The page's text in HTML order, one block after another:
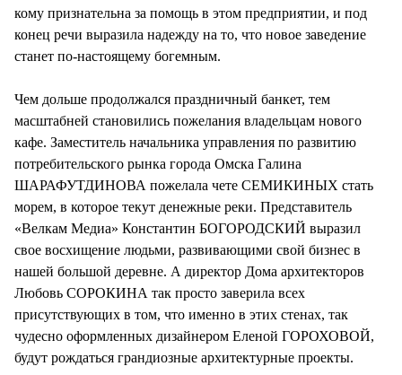
кому признательна за помощь в этом предприятии, и под
конец речи выразила надежду на то, что новое заведение
станет по-настоящему богемным.
Чем дольше продолжался праздничный банкет, тем
масштабней становились пожелания владельцам нового
кафе. Заместитель начальника управления по развитию
потребительского рынка города Омска Галина
ШАРАФУТДИНОВА пожелала чете СЕМИКИНЫХ стать
морем, в которое текут денежные реки. Представитель
«Велкам Медиа» Константин БОГОРОДСКИЙ выразил
свое восхищение людьми, развивающими свой бизнес в
нашей большой деревне. А директор Дома архитекторов
Любовь СОРОКИНА так просто заверила всех
присутствующих в том, что именно в этих стенах, так
чудесно оформленных дизайнером Еленой ГОРОХОВОЙ,
будут рождаться грандиозные архитектурные проекты.